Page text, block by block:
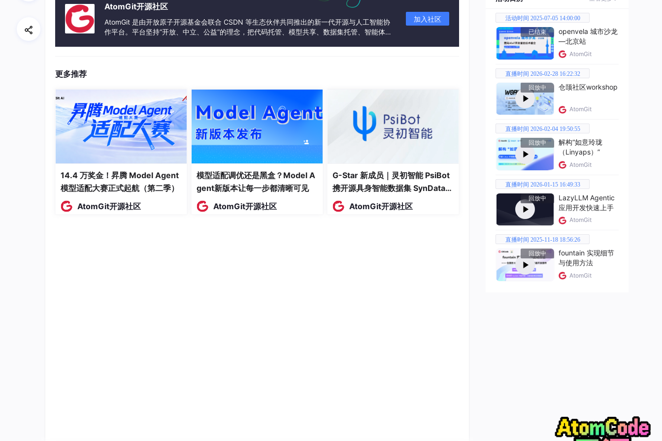
AtomGit开源社区
AtomGit 是由开放原子开源基金会联合 CSDN 等生态伙伴共同推出的新一代开源与人工智能协
作平台。平台坚持“开放、中立、公益”的理念，把代码托管、模型共享、数据集托管、智能体开
加入社区
更多推荐
14.4 万奖金！昇腾 Model Agent
模型适配大赛正式起航（第二季）
AtomGit开源社区
模型适配调优还是黑盒？Model A
gent新版本让每一步都清晰可见
AtomGit开源社区
G-Star 新成员｜灵初智能 PsiBot
携开源具身智能数据集 SynData
入驻 AtomGit
AtomGit开源社区
活动时间 2025-07-05 14:00:00
已结束
openvela 城市沙龙
—北京站
AtomGit
直播时间 2026-02-28 16:22:32
回放中
仓颉社区workshop
AtomGit
直播时间 2026-02-04 19:50:55
回放中
解构“如意玲珑
（Linyaps）”
AtomGit
直播时间 2026-01-15 16:49:33
回放中
LazyLLM Agentic
应用开发快速上手
AtomGit
直播时间 2025-11-18 18:56:26
回放中
fountain 实现细节
与使用方法
AtomGit